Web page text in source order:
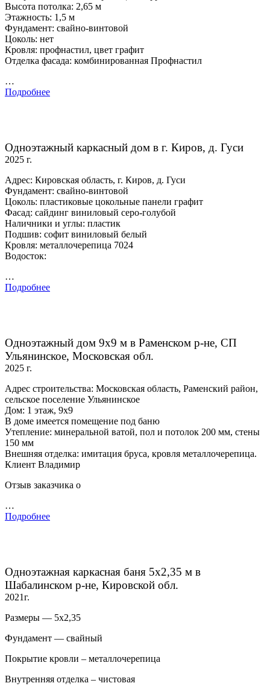
Высота потолка: 2,65 м
Этажность: 1,5 м
Фундамент: свайно-винтовой
Цоколь: нет
Кровля: профнастил, цвет графит
Отделка фасада: комбинированная Профнастил
…
Подробнее
Одноэтажный каркасный дом в г. Киров, д. Гуси
2025 г.
Адрес: Кировская область, г. Киров, д. Гуси
Фундамент: свайно-винтовой
Цоколь: пластиковые цокольные панели графит
Фасад: сайдинг виниловый серо-голубой
Наличники и углы: пластик
Подшив: софит виниловый белый
Кровля: металлочерепица 7024
Водосток:
…
Подробнее
Одноэтажный дом 9х9 м в Раменском р-не, СП
Ульянинское, Московская обл.
2025 г.
Адрес строительства: Московская область, Раменский район,
сельское поселение Ульянинское
Дом: 1 этаж, 9х9
В доме имеется помещение под баню
Утепление: минеральной ватой, пол и потолок 200 мм, стены
150 мм
Внешняя отделка: имитация бруса, кровля металлочерепица.
Клиент Владимир
Отзыв заказчика о
…
Подробнее
Одноэтажная каркасная баня 5х2,35 м в
Шабалинском р-не, Кировской обл.
2021г.
Размеры — 5х2,35
Фундамент — свайный
Покрытие кровли – металлочерепица
Внутренняя отделка – чистовая